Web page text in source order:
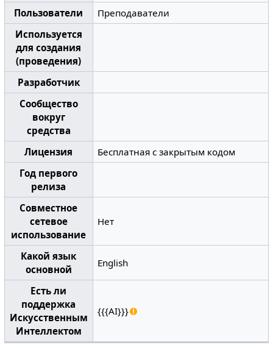
Пользователи
Преподаватели
Используется
для создания
(проведения)
Разработчик
Сообщество
вокруг
средства
Лицензия
Бесплатная с закрытым кодом
Год первого
релиза
Совместное
сетевое
использование
Нет
Какой язык
основной
English
Есть ли
поддержка
Искусственным
Интеллектом
{{{AI}}}